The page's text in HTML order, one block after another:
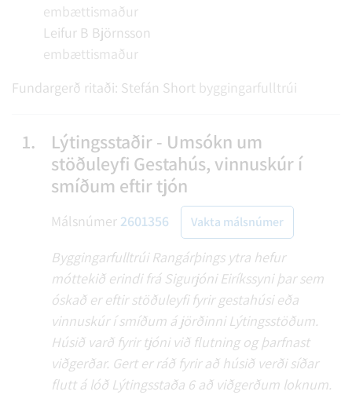
embættismaður
Leifur B Björnsson
embættismaður
Fundargerð ritaði: Stefán Short byggingarfulltrúi
1.
Lýtingsstaðir - Umsókn um
stöðuleyfi Gestahús, vinnuskúr í
smíðum eftir tjón
Málsnúmer 2601356 Vakta málsnúmer
Byggingarfulltrúi Rangárþings ytra hefur
móttekið erindi frá Sigurjóni Eiríkssyni þar sem
óskað er eftir stöðuleyfi fyrir gestahúsi eða
vinnuskúr í smíðum á jörðinni Lýtingsstöðum.
Húsið varð fyrir tjóni við flutning og þarfnast
viðgerðar. Gert er ráð fyrir að húsið verði síðar
flutt á lóð Lýtingsstaða 6 að viðgerðum loknum.